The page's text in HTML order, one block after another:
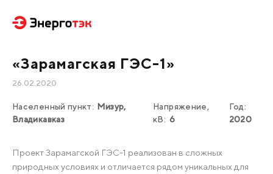
«Зарамагская ГЭС-1»
26.02.2020
Населенный пункт: Мизур,
Владикавказ
Напряжение,
кВ: 6
Год:
2020
Проект Зарамагской ГЭС-1 реализован в сложных
природных условиях и отличается рядом уникальных для